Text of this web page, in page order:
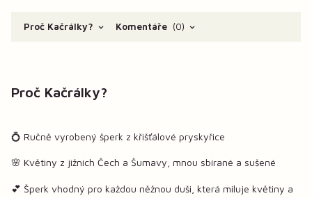
Proč Kačrálky? Komentáře 0
Proč Kačrálky?
💍 Ručně vyrobený šperk z křišťálové pryskyřice
🌸 Květiny z jižních Čech a Šumavy, mnou sbírané a sušené
💕 Šperk vhodný pro každou něžnou duši, která miluje květiny a